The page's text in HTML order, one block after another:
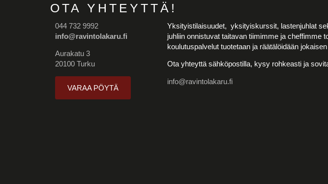
OTA YHTEYTTÄ!
044 732 9992
info@ravintolakaru.fi
Aurakatu 3
20100 Turku
VARAA PÖYTÄ
Yksityistilaisuudet, yksityiskurssit, lastenjuhlat
juhliin onnistuvat taitavan tiimimme ja cheffimme
koulutuspalvelut tuotetaan ja räätälöidään
Ota yhteyttä sähköpostilla, kysy rohkeasti ja
info@ravintolakaru.fi